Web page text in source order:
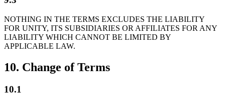
NOTHING IN THE TERMS EXCLUDES THE LIABILITY
FOR UNITY, ITS SUBSIDIARIES OR AFFILIATES FOR ANY
LIABILITY WHICH CANNOT BE LIMITED BY
APPLICABLE LAW.
10. Change of Terms
10.1